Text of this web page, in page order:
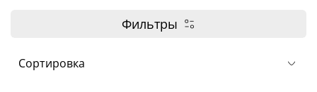
Фильтры